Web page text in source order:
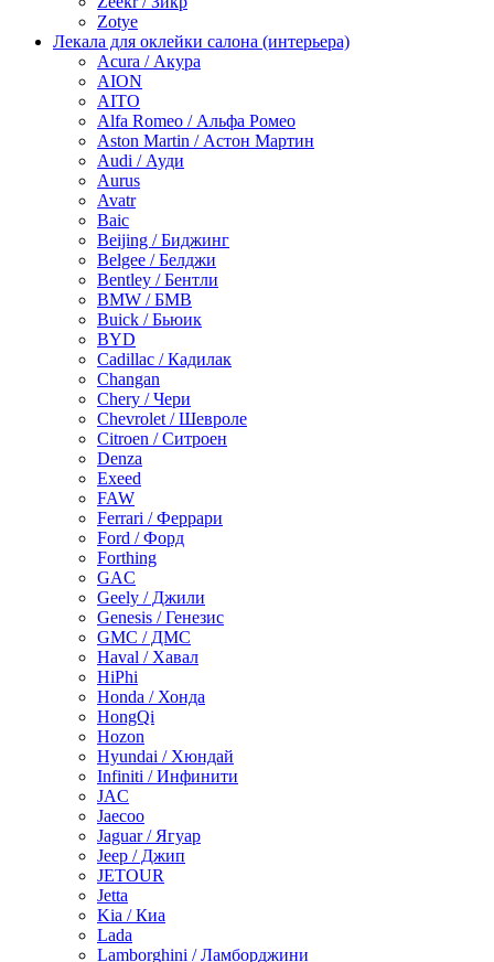
Zotye
Лекала для оклейки салона (интерьера)
Acura / Акура
AION
AITO
Alfa Romeo / Альфа Ромео
Aston Martin / Астон Мартин
Audi / Ауди
Aurus
Avatr
Baic
Beijing / Биджинг
Belgee / Белджи
Bentley / Бентли
BMW / БМВ
Buick / Бьюик
BYD
Cadillac / Кадилак
Changan
Chery / Чери
Chevrolet / Шевроле
Citroen / Ситроен
Denza
Exeed
FAW
Ferrari / Феррари
Ford / Форд
Forthing
GAC
Geely / Джили
Genesis / Генезис
GMC / ДМС
Haval / Хавал
HiPhi
Honda / Хонда
HongQi
Hozon
Hyundai / Хюндай
Infiniti / Инфинити
JAC
Jaecoo
Jaguar / Ягуар
Jeep / Джип
JETOUR
Jetta
Kia / Киа
Lada
Lamborghini / Ламборджини